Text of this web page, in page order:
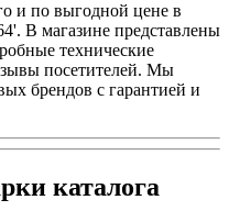
и по выгодной цене в
В магазине представлены
технические
посетителей. Мы
брендов с гарантией и
каталога